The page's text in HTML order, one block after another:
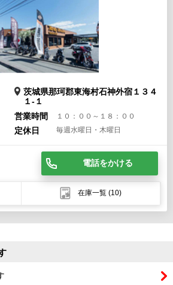
茨城県那珂郡東海村石神外宿１３４
１-１
営業時間
１０：００～１８：００
定休日 毎週水曜日・木曜日
電話をかける
在庫一覧 (10)